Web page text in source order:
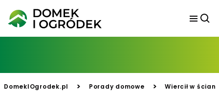
DomekIOgrodek.pl > Porady domowe > Wiercił w